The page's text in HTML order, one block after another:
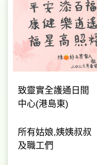
致靈實全護通日間
中心(港島東)
所有姑娘,姨姨叔叔
及職工們